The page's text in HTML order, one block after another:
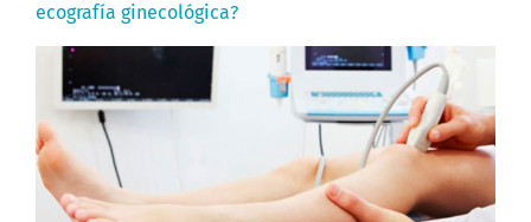
ecografía ginecológica?